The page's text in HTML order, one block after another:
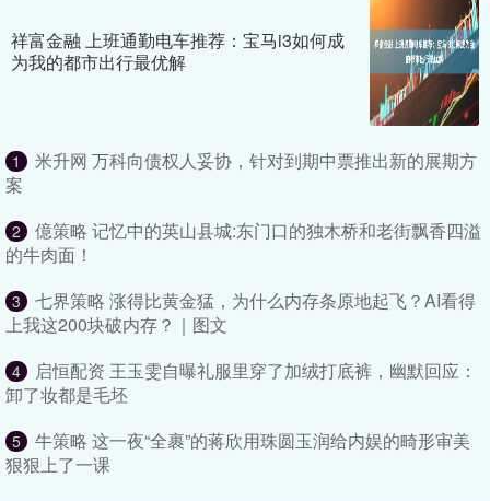
祥富金融 上班通勤电车推荐：宝马i3如何成
为我的都市出行最优解
1
米升网 万科向债权人妥协，针对到期中票推出新的展期方
案
2
億策略 记忆中的英山县城:东门口的独木桥和老街飘香四溢
的牛肉面！
3
七界策略 涨得比黄金猛，为什么内存条原地起飞？AI看得
上我这200块破内存？｜图文
4
启恒配资 王玉雯自曝礼服里穿了加绒打底裤，幽默回应：
卸了妆都是毛坯
5
牛策略 这一夜“全裹”的蒋欣用珠圆玉润给内娱的畸形审美
狠狠上了一课